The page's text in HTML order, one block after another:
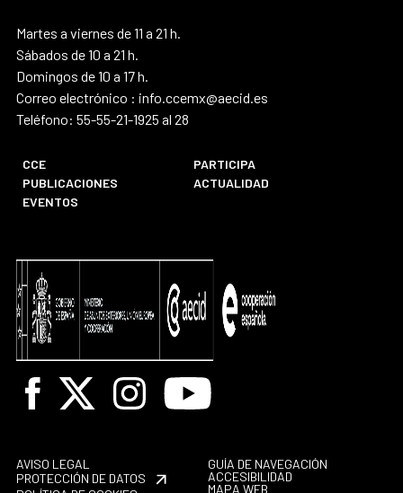
Martes a viernes de 11 a 21 h.
Sábados de 10 a 21 h.
Domingos de 10 a 17 h.
Correo electrónico : info.ccemx@aecid.es
Teléfono: 55-55-21-1925 al 28
CCE
PARTICIPA
PUBLICACIONES
ACTUALIDAD
EVENTOS
Facebook
X InstagramYoutube
AVISO LEGAL
PROTECCIÓN DE DATOS
GUÍA DE NAVEGACIÓN
ACCESIBILIDAD
MAPA WEB